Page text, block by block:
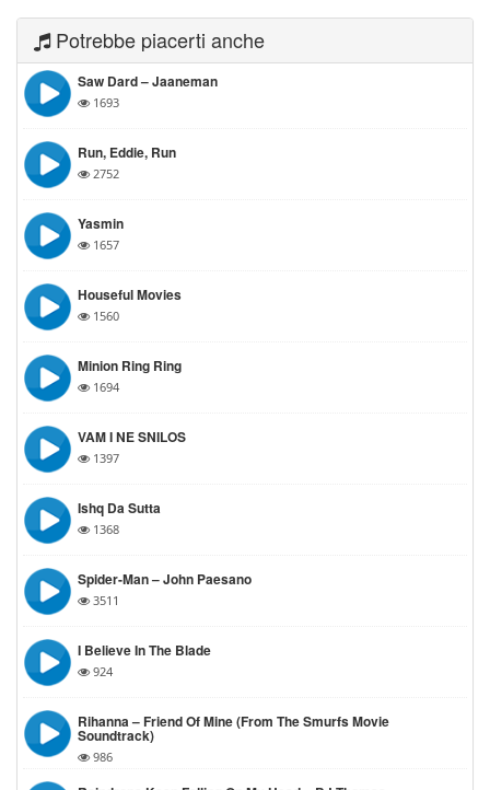
Potrebbe piacerti anche
Saw Dard – Jaaneman
1693
Run, Eddie, Run
2752
Yasmin
1657
Houseful Movies
1560
Minion Ring Ring
1694
VAM I NE SNILOS
1397
Ishq Da Sutta
1368
Spider-Man – John Paesano
3511
I Believe In The Blade
924
Rihanna – Friend Of Mine (from The Smurfs Movie
Soundtrack)
986